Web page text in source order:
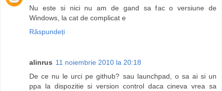
Nu este si nici nu am de gand sa fac o versiune de
Windows, la cat de complicat e
Răspundeți
alinrus 11 noiembrie 2010 la 20:18
De ce nu le urci pe github? sau launchpad, o sa ai si un
ppa la dispozitie si version control daca cineva vrea sa